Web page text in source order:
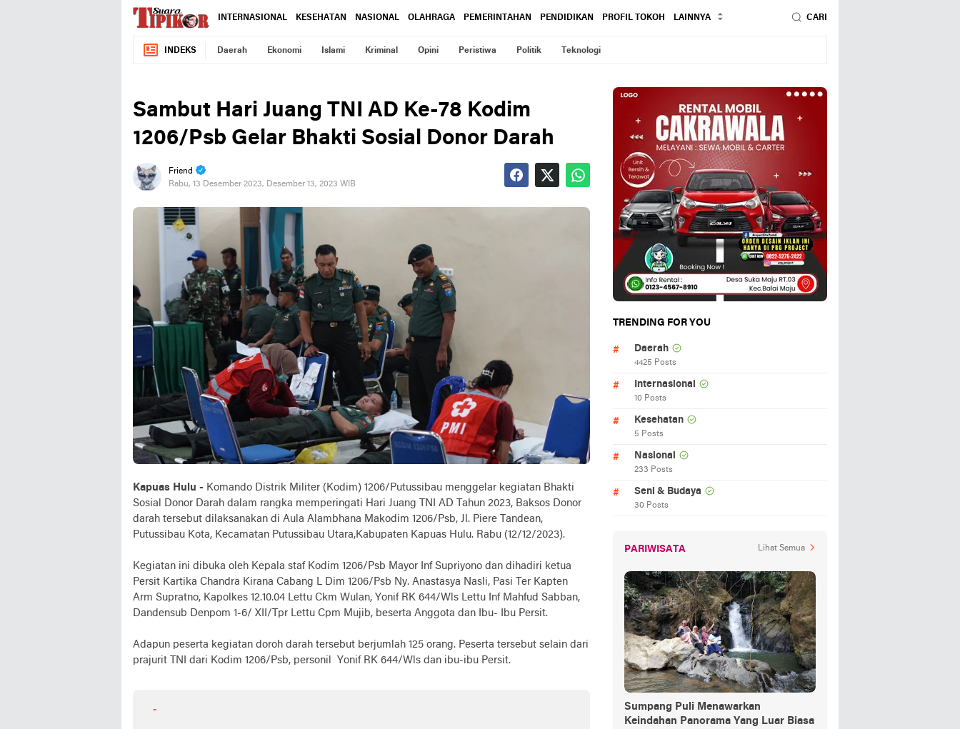
INTERNASIONAL KESEHATAN NASIONAL OLAHRAGA PEMERINTAHAN PENDIDIKAN PROFIL TOKOH LAINNYA CARI
INDEKS Daerah Ekonomi Islami Kriminal Opini Peristiwa Politik Teknologi
Sambut Hari Juang TNI AD Ke-78 Kodim
1206/Psb Gelar Bhakti Sosial Donor Darah
Friend
Rabu, 13 Desember 2023, Desember 13, 2023 WIB
Kapuas Hulu - Komando Distrik Militer (Kodim) 1206/Putussibau menggelar kegiatan Bhakti
Sosial Donor Darah dalam rangka memperingati Hari Juang TNI AD Tahun 2023, Baksos Donor
darah tersebut dilaksanakan di Aula Alambhana Makodim 1206/Psb, Jl. Piere Tandean,
Putussibau Kota, Kecamatan Putussibau Utara,Kabupaten Kapuas Hulu. Rabu (12/12/2023).
Kegiatan ini dibuka oleh Kepala staf Kodim 1206/Psb Mayor Inf Supriyono dan dihadiri ketua
Persit Kartika Chandra Kirana Cabang L Dim 1206/Psb Ny. Anastasya Nasli, Pasi Ter Kapten
Arm Supratno, Kapolkes 12.10.04 Lettu Ckm Wulan, Yonif RK 644/Wls Lettu Inf Mahfud Sabban,
Dandensub Denpom 1-6/ XII/Tpr Lettu Cpm Mujib, beserta Anggota dan Ibu- Ibu Persit.
Adapun peserta kegiatan doroh darah tersebut berjumlah 125 orang. Peserta tersebut selain dari
prajurit TNI dari Kodim 1206/Psb, personil Yonif RK 644/Wls dan ibu-ibu Persit.
-
TRENDING FOR YOU
Daerah
4425 Posts
Internasional
10 Posts
Kesehatan
5 Posts
Nasional
233 Posts
Seni & Budaya
30 Posts
PARIWISATA Lihat Semua
Sumpang Puli Menawarkan
Keindahan Panorama Yang Luar Biasa